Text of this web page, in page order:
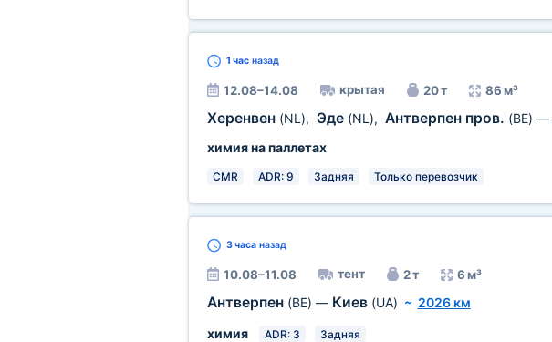
1 часназад
12.08–14.08 крытая 20 т 86 м³
Херенвен (NL), Эде (NL), Антверпен пров. (BE) —
химия на паллетах
CMR ADR: 9 Задняя Только перевозчик
3 часаназад
10.08–11.08 тент 2 т 6 м³
Антверпен (BE) — Киев (UA) ~ 2026 км
химия
ADR: 3 Задняя